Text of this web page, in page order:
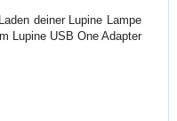
deiner Lupine Lampe
Lupine USB One Adapter